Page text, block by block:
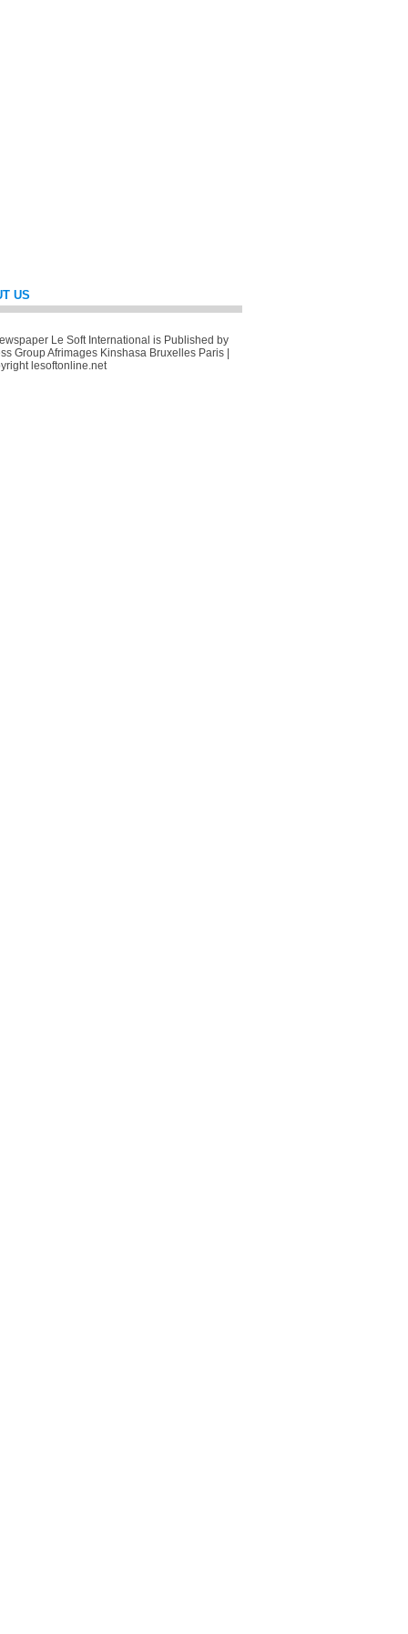
US
Le Soft International is Published by
Group Afrimages Kinshasa Bruxelles Paris |
lesoftonline.net